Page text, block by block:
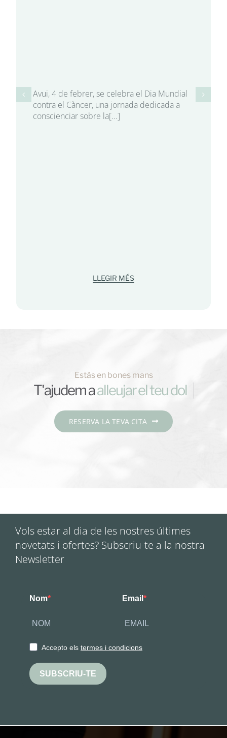
Avui, 4 de febrer, se celebra el Dia Mundial
contra el Càncer, una jornada dedicada a
conscienciar sobre la[...]
LLEGIR MÉS
Estàs en bones mans
T'ajudem a
RESERVA LA TEVA CITA
Vols estar al dia de les nostres últimes
novetats i ofertes? Subscriu-te a la nostra
Newsletter
Nom Email
Accepto els termes i condicions
SUBSCRIU-TE